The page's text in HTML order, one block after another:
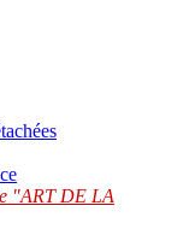
"ART DE LA